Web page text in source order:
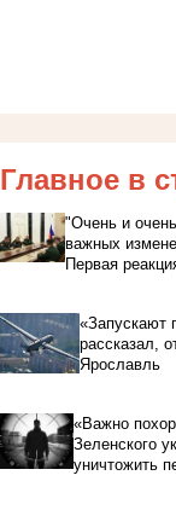
Главное в
"Очень и
важных
Первая
«Запускают
рассказал,
Ярославль
«Важно
Зеленского
уничтожить